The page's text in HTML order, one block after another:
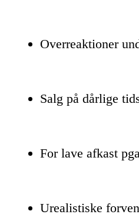
Overreaktioner
Salg på dårlige
For lave afkast
Urealistiske